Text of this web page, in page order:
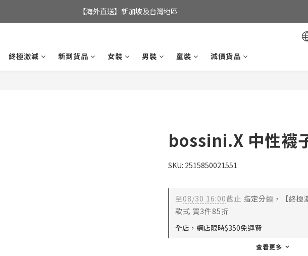
全店滿$350，即可享港澳地區免運費;
【海外直送】新加坡及台灣地區
終極激減
新到貨品 女裝 男裝 童裝 減價貨品
bossini.X 中性襪
SKU: 2515850021551
至08/30 16:00截止 指定分類，【終極
款式 買3件85折
全店，網店限時$350免運費
查看更多